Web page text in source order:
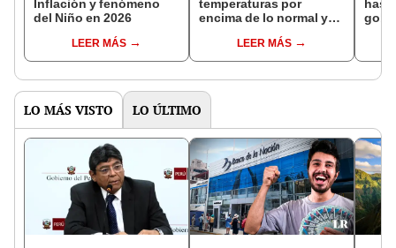
Inflación y fenómeno
del Niño en 2026
LEER MÁS
temperaturas por
encima de lo normal y
preparación ante El
Niño
LEER MÁS
LO MÁS VISTO LO ÚLTIMO